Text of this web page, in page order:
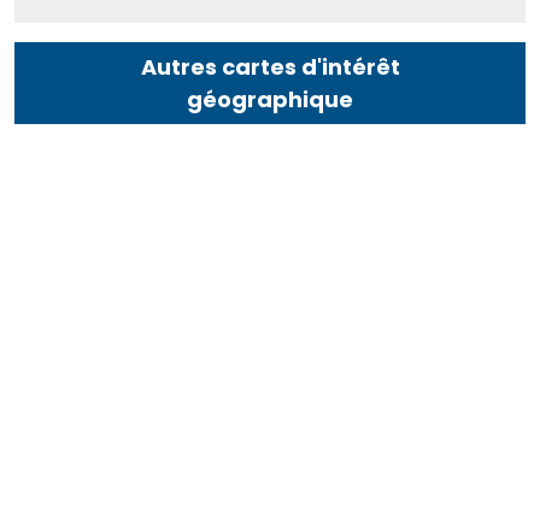
Autres cartes d'intérêt
géographique